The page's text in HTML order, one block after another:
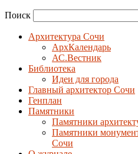
Поиск
Архитектура Сочи
АрхКалендарь
АС.Вестник
Библиотека
Идеи для города
Главный архитектор Сочи
Генплан
Памятники
Памятники
Памятники
Сочи